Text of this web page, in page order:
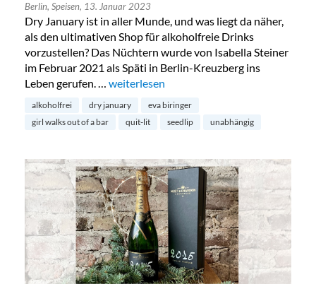
Berlin, Speisen, 13. Januar 2023
Dry January ist in aller Munde, und was liegt da näher,
als den ultimativen Shop für alkoholfreie Drinks
vorzustellen? Das Nüchtern wurde von Isabella Steiner
im Februar 2021 als Späti in Berlin-Kreuzberg ins
Leben gerufen. … „Der Online-Shop für alkoholfreie Drinks“
weiterlesen
alkoholfrei dry january
eva biringer
girl walks out of a bar
quit-lit seedlip unabhängig